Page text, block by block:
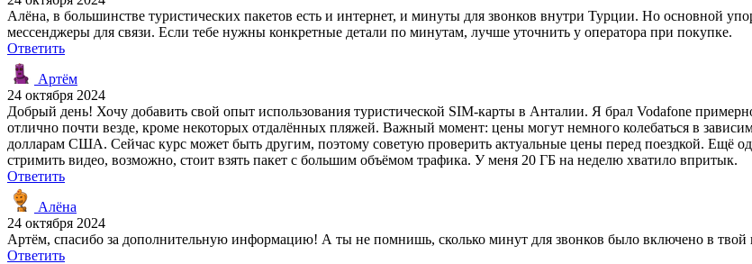
Алёна, в большинстве туристических пакетов есть и интернет, и минуты для звонков внутри Турции. Но основной
мессенджеры для связи. Если тебе нужны конкретные детали по минутам, лучше уточнить у оператора при покупке.
Ответить
Артём
24 октября 2024
Добрый день! Хочу добавить свой опыт использования туристической SIM-карты в Анталии. Я брал Vodafone
отлично почти везде, кроме некоторых отдалённых пляжей. Важный момент: цены могут немного колебаться в
долларам США. Сейчас курс может быть другим, поэтому советую проверить актуальные цены перед поездкой. Ещё
стримить видео, возможно, стоит взять пакет с большим объёмом трафика. У меня 20 ГБ на неделю хватило впритык.
Ответить
Алёна
24 октября 2024
Артём, спасибо за дополнительную информацию! А ты не помнишь, сколько минут для звонков было включено в твой
Ответить